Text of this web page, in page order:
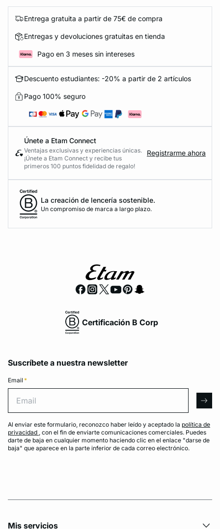
Entrega gratuita a partir de 75€ de compra
Entregas y devoluciones gratuitas en tienda
Pago en 3 meses sin intereses
Descuento estudiantes: -20% a partir de 2 artículos
Pago 100% seguro
Únete a Etam Connect
Ventajas exclusivas y experiencias únicas.
¡Únete a Etam Connect y recibe tus
primeros 100 puntos fidelidad de regalo!
Registrarme ahora
La creación de lencería sostenible.
Un compromiso de marca a largo plazo.
Certificación B Corp
Suscríbete a nuestra newsletter
Email *
Al enviar este formulario, reconozco haber leído y aceptado la política de
privacidad , con el fin de enviarte comunicaciones comerciales. Puedes
darte de baja en cualquier momento haciendo clic en el enlace "darse de
baja" que aparece en la parte inferior de cada correo electrónico.
Mis servicios